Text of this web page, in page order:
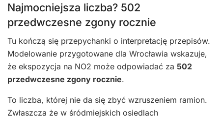
Najmocniejsza liczba? 502
przedwczesne zgony rocznie
Tu kończą się przepychanki o interpretację przepisów.
Modelowanie przygotowane dla Wrocławia wskazuje,
że ekspozycja na NO2 może odpowiadać za 502
przedwczesne zgony rocznie.
To liczba, której nie da się zbyć wzruszeniem ramion.
Zwłaszcza że w śródmiejskich osiedlach